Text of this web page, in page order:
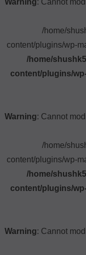
Warning: Cannot
/home/
content/plugins/wp-
/home/
content/plugins/
Warning: Cannot
/home/
content/plugins/wp-
/home/
content/plugins/
Warning: Cannot